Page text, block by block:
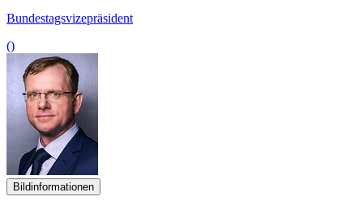
Bundestagsvizepräsident
()
Bildinformationen